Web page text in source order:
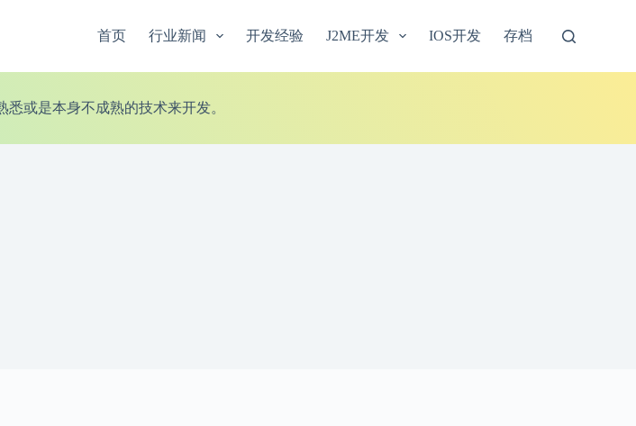
首页 行业新闻 开发经验 J2ME开发 IOS开发 存档
或是本身不成熟的技术来开发。